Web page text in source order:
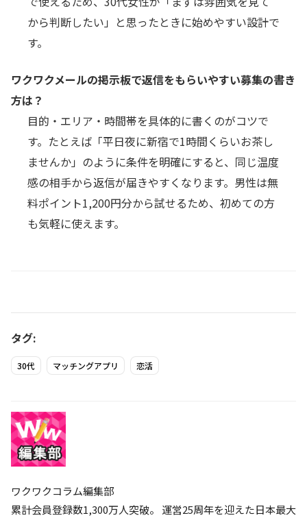
から判断したい」と思ったときに始めやすい設計で
す。
ワクワクメールの掲示板で返信をもらいやすい募集の書き
方は？
目的・エリア・時間帯を具体的に書くのがコツで
す。たとえば「平日夜に新宿で1時間くらいお茶し
ませんか」のように条件を明確にすると、同じ温度
感の相手から返信が届きやすくなります。男性は無
料ポイント1,200円分から試せるため、初めての方
も気軽に使えます。
タグ:
30代 マッチングアプリ 恋活
ワクワクコラム編集部
累計会員登録数1,300万人突破。 運営25周年を迎えた日本最大